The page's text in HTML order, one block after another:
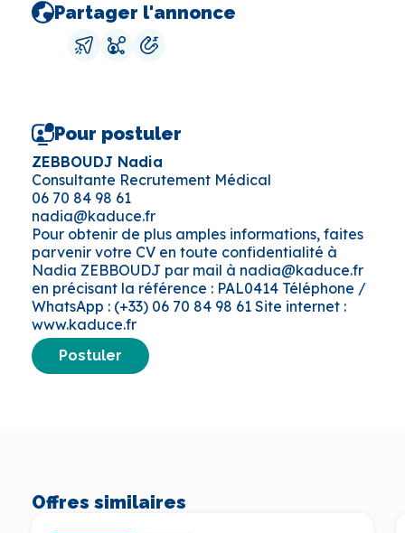
Partager l'annonce
Pour postuler
ZEBBOUDJ Nadia
Consultante Recrutement Médical
06 70 84 98 61
nadia@kaduce.fr
Pour obtenir de plus amples informations, faites
parvenir votre CV en toute confidentialité à
Nadia ZEBBOUDJ par mail à nadia@kaduce.fr
en précisant la référence : PAL0414 Téléphone /
WhatsApp : (+33) 06 70 84 98 61 Site internet :
www.kaduce.fr
Postuler
Offres similaires